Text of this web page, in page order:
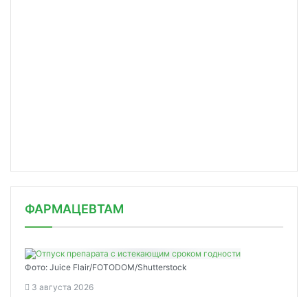
ФАРМАЦЕВТАМ
Фото: Juice Flair/FOTODOM/Shutterstoсk
3 августа 2026